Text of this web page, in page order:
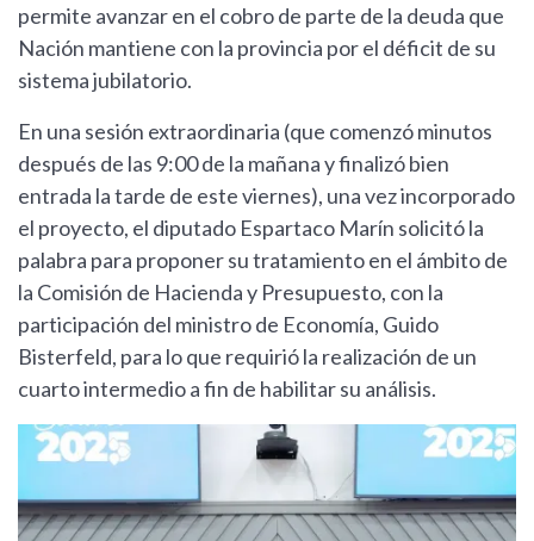
permite avanzar en el cobro de parte de la deuda que
Nación mantiene con la provincia por el déficit de su
sistema jubilatorio.
En una sesión extraordinaria (que comenzó minutos
después de las 9:00 de la mañana y finalizó bien
entrada la tarde de este viernes), una vez incorporado
el proyecto, el diputado Espartaco Marín solicitó la
palabra para proponer su tratamiento en el ámbito de
la Comisión de Hacienda y Presupuesto, con la
participación del ministro de Economía, Guido
Bisterfeld, para lo que requirió la realización de un
cuarto intermedio a fin de habilitar su análisis.